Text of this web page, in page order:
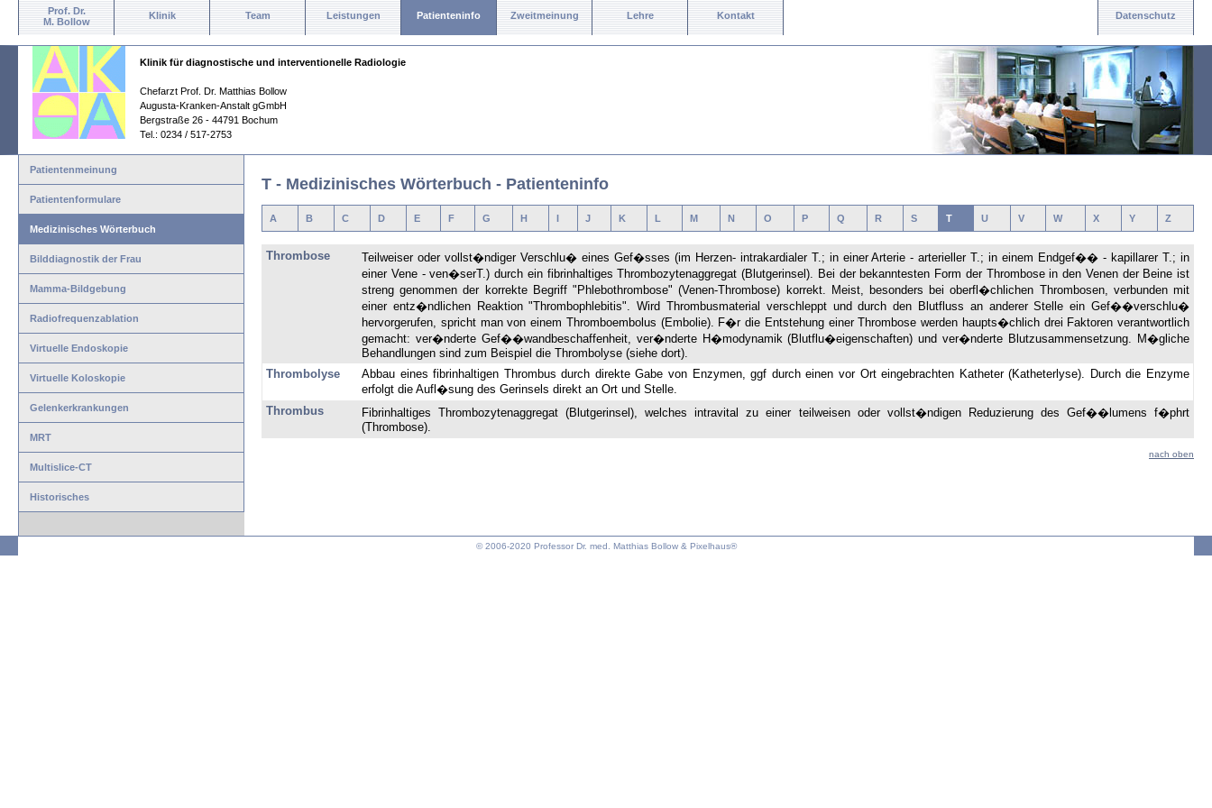
Prof. Dr.
M. Bollow
Klinik Team Leistungen Patienteninfo Zweitmeinung Lehre Kontakt Datenschutz
Klinik für diagnostische und interventionelle Radiologie
Chefarzt Prof. Dr. Matthias Bollow
Augusta-Kranken-Anstalt gGmbH
Bergstraße 26 - 44791 Bochum
Tel.: 0234 / 517-2753
Patientenmeinung
Patientenformulare
Medizinisches Wörterbuch
Bilddiagnostik der Frau
Mamma-Bildgebung
Radiofrequenzablation
Virtuelle Endoskopie
Virtuelle Koloskopie
Gelenkerkrankungen
MRT
Multislice-CT
Historisches
T - Medizinisches Wörterbuch - Patienteninfo
A B C D E F G H I J K L M N O P Q R S T U V W X Y Z
Thrombose
Teilweiser oder vollst�ndiger Verschlu� eines Gef�sses (im Herzen- intrakardialer T.; in einer Arterie - arterieller T.; in einem Endgef�� - kapillarer T.; in
einer Vene - ven�serT.) durch ein fibrinhaltiges Thrombozytenaggregat (Blutgerinsel). Bei der bekanntesten Form der Thrombose in den Venen der Beine ist
streng genommen der korrekte Begriff "Phlebothrombose" (Venen-Thrombose) korrekt. Meist, besonders bei oberfl�chlichen Thrombosen, verbunden mit
einer entz�ndlichen Reaktion "Thrombophlebitis". Wird Thrombusmaterial verschleppt und durch den Blutfluss an anderer Stelle ein Gef��verschlu�
hervorgerufen, spricht man von einem Thromboembolus (Embolie). F�r die Entstehung einer Thrombose werden haupts�chlich drei Faktoren verantwortlich
gemacht: ver�nderte Gef��wandbeschaffenheit, ver�nderte H�modynamik (Blutflu�eigenschaften) und ver�nderte Blutzusammensetzung. M�gliche
Behandlungen sind zum Beispiel die Thrombolyse (siehe dort).
Thrombolyse
Abbau eines fibrinhaltigen Thrombus durch direkte Gabe von Enzymen, ggf durch einen vor Ort eingebrachten Katheter (Katheterlyse). Durch die Enzyme
erfolgt die Aufl�sung des Gerinsels direkt an Ort und Stelle.
Thrombus
Fibrinhaltiges Thrombozytenaggregat (Blutgerinsel), welches intravital zu einer teilweisen oder vollst�ndigen Reduzierung des Gef��lumens f�phrt
(Thrombose).
nach oben
© 2006-2020 Professor Dr. med. Matthias Bollow & Pixelhaus®